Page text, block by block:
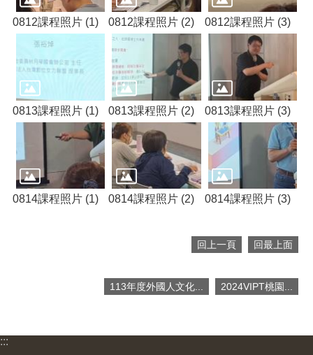
信
箱
見
問
題
市
入
口
網
隱
0812課程照片 (1) 0812課程照片 (2) 0812課程照片 (3)
0813課程照片 (1) 0813課程照片 (2) 0813課程照片 (3)
0814課程照片 (1) 0814課程照片 (2) 0814課程照片 (3)
回上一頁 回最上面
113年度外國人文化... 2024VIPT桃園...
:::